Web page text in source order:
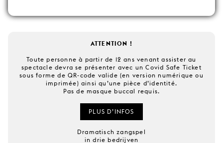
ATTENTION !
Toute personne à partir de 12 ans venant assister au
spectacle devra se présenter avec un Covid Safe Ticket
sous forme de QR-code valide (en version numérique ou
imprimée) ainsi qu’une pièce d’identité.
Pas de masque buccal requis.
PLUS D’INFOS
Dramatisch zangspel
in drie bedrijven